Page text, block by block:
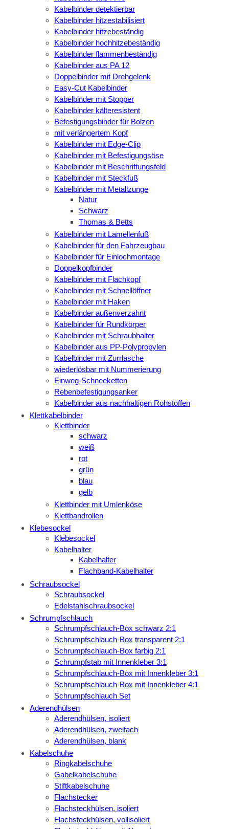
Kabelbinder detektierbar
Kabelbinder hitzestabilisiert
Kabelbinder hitzebeständig
Kabelbinder hochhitzebeständig
Kabelbinder flammenbeständig
Kabelbinder aus PA 12
Doppelbinder mit Drehgelenk
Easy-Cut Kabelbinder
Kabelbinder mit Stopper
Kabelbinder kälteresistent
Befestigungsbinder für Bolzen
mit verlängertem Kopf
Kabelbinder mit Edge-Clip
Kabelbinder mit Befestigungsöse
Kabelbinder mit Beschriftungsfeld
Kabelbinder mit Steckfuß
Kabelbinder mit Metallzunge
Natur
Schwarz
Thomas & Betts
Kabelbinder mit Lamellenfuß
Kabelbinder für den Fahrzeugbau
Kabelbinder für Einlochmontage
Doppelkopfbinder
Kabelbinder mit Flachkopf
Kabelbinder mit Schnellöffner
Kabelbinder mit Haken
Kabelbinder außenverzahnt
Kabelbinder für Rundkörper
Kabelbinder mit Schraubhalter
Kabelbinder aus PP-Polypropylen
Kabelbinder mit Zurrlasche
wiederlösbar mit Nummerierung
Einweg-Schneeketten
Rebenbefestigungsanker
Kabelbinder aus nachhaltigen Rohstoffen
Klettkabelbinder
Klettbinder
schwarz
weiß
rot
grün
blau
gelb
Klettbinder mit Umlenköse
Klettbandrollen
Klebesockel
Klebesockel
Kabelhalter
Kabelhalter
Flachband-Kabelhalter
Schraubsockel
Schraubsockel
Edelstahlschraubsockel
Schrumpfschlauch
Schrumpfschlauch-Box schwarz 2:1
Schrumpfschlauch-Box transparent 2:1
Schrumpfschlauch-Box farbig 2:1
Schrumpfstab mit Innenkleber 3:1
Schrumpfschlauch-Box mit Innenkleber 3:1
Schrumpfschlauch-Box mit Innenkleber 4:1
Schrumpfschlauch Set
Aderendhülsen
Aderendhülsen, isoliert
Aderendhülsen, zweifach
Aderendhülsen, blank
Kabelschuhe
Ringkabelschuhe
Gabelkabelschuhe
Stiftkabelschuhe
Flachstecker
Flachsteckhülsen, isoliert
Flachsteckhülsen, vollisoliert